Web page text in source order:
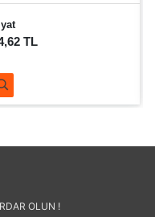
TL
OLUN !